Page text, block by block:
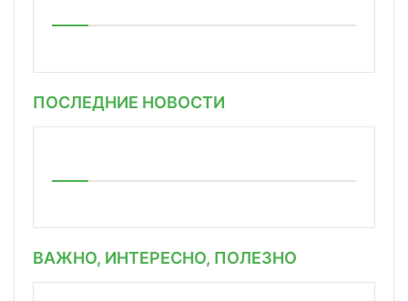
ПОСЛЕДНИЕ НОВОСТИ
ВАЖНО, ИНТЕРЕСНО, ПОЛЕЗНО